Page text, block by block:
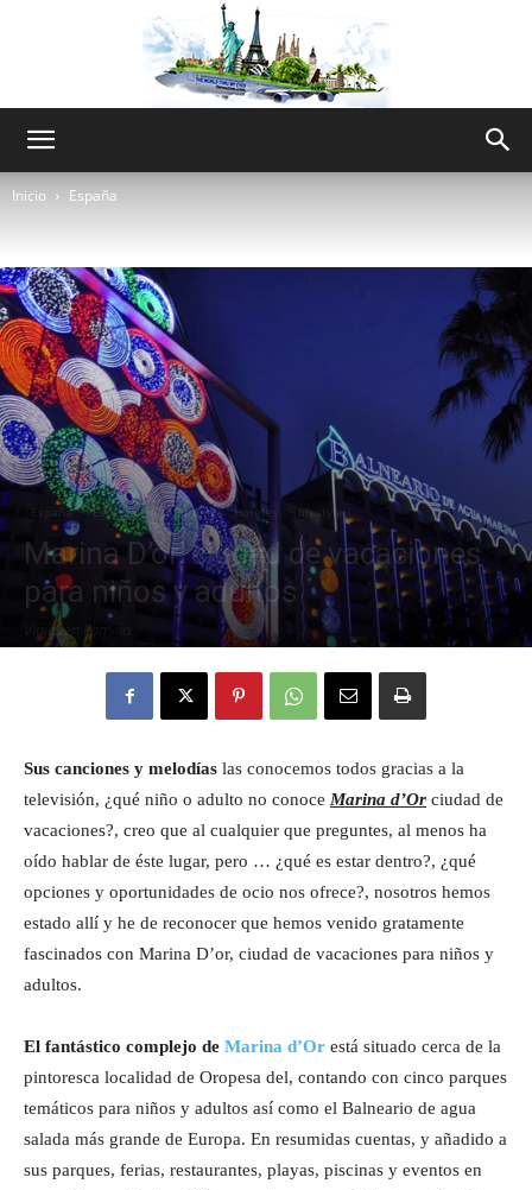
World
Eyes
Inicio España
España Especiales Europa Hoteles lifestyle
Marina D’or, ciudad de vacaciones
para niños y adultos
Viajes en Familia
Sus canciones y melodías las conocemos todos gracias a la
televisión, ¿qué niño o adulto no conoce Marina d’Or ciudad de
vacaciones?, creo que al cualquier que preguntes, al menos ha
oído hablar de éste lugar, pero … ¿qué es estar dentro?, ¿qué
opciones y oportunidades de ocio nos ofrece?, nosotros hemos
estado allí y he de reconocer que hemos venido gratamente
fascinados con Marina D’or, ciudad de vacaciones para niños y
adultos.
El fantástico complejo de Marina d’Or está situado cerca de la
pintoresca localidad de Oropesa del, contando con cinco parques
temáticos para niños y adultos así como el Balneario de agua
salada más grande de Europa. En resumidas cuentas, y añadido a
sus parques, ferias, restaurantes, playas, piscinas y eventos en